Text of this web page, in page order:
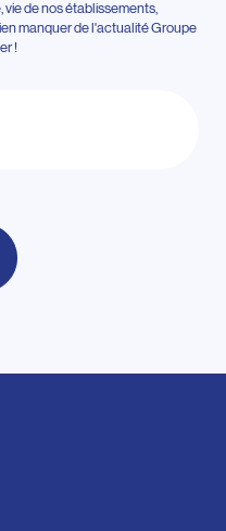
de nos établissements,
manquer de l'actualité Groupe
!